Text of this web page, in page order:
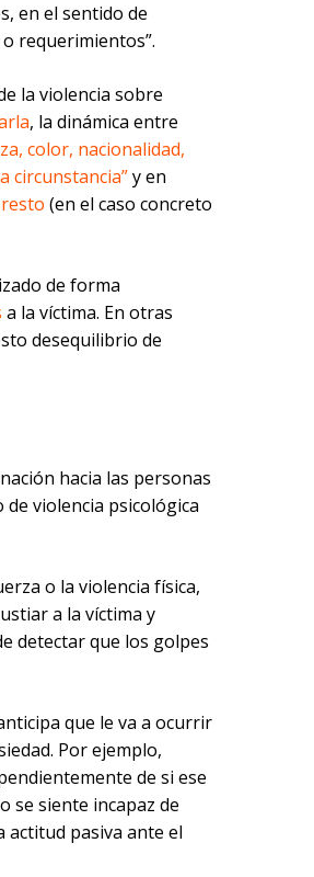
en el sentido de
requerimientos”.
la violencia sobre
, la dinámica entre
color, nacionalidad,
circunstancia”y en
(en el caso concreto
de forma
a la víctima. En otras
desequilibrio de
hacia las personas
violencia psicológica
o la violencia física,
a la víctima y
detectar que los golpes
que le va a ocurrir
Por ejemplo,
de si ese
se siente incapaz de
actitud pasiva ante el